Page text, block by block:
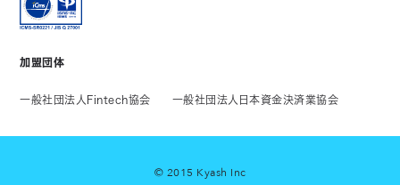
加盟団体
一般社団法人Fintech協会 一般社団法人日本資金決済業協会
© 2015 Kyash Inc